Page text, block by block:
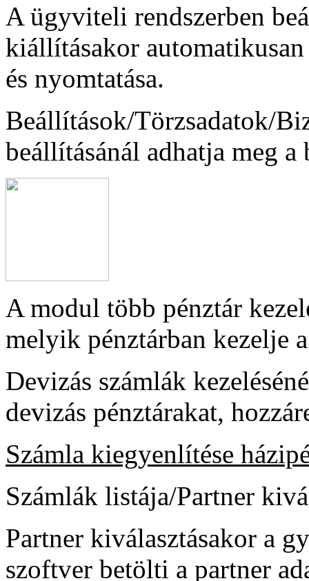
A ügyviteli rendszerben
kiállításakor
és nyomtatása.
Beállítások/Törzsadatok/
beállításánál adhatja meg a
A modul több pénztár
melyik pénztárban kezelje
Devizás számlák
devizás pénztárakat,
Számla kiegyenlítése
Számlák listája/Partner
Partner kiválasztásakor a
szoftver betölti a partner